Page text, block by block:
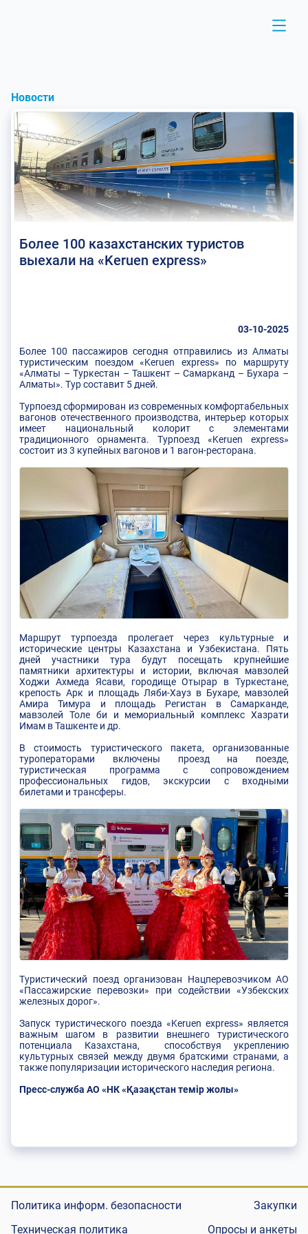
Новости
Более 100 казахстанских туристов
выехали на «Keruen express»
03-10-2025
Более 100 пассажиров сегодня отправились из Алматы
туристическим поездом «Keruen express» по маршруту
«Алматы – Туркестан – Ташкент – Самарканд – Бухара –
Алматы». Тур составит 5 дней.
Турпоезд сформирован из современных комфортабельных
вагонов отечественного производства, интерьер которых
имеет национальный колорит с элементами
традиционного орнамента. Турпоезд «Keruen express»
состоит из 3 купейных вагонов и 1 вагон-ресторана.
Маршрут турпоезда пролегает через культурные и
исторические центры Казахстана и Узбекистана. Пять
дней участники тура будут посещать крупнейшие
памятники архитектуры и истории, включая мавзолей
Ходжи Ахмеда Ясави, городище Отырар в Туркестане,
крепость Арк и площадь Ляби-Хауз в Бухаре, мавзолей
Амира Тимура и площадь Регистан в Самарканде,
мавзолей Толе би и мемориальный комплекс Хазрати
Имам в Ташкенте и др.
В стоимость туристического пакета, организованные
туроператорами включены проезд на поезде,
туристическая программа с сопровождением
профессиональных гидов, экскурсии с входными
билетами и трансферы.
Туристический поезд организован Нацперевозчиком АО
«Пассажирские перевозки» при содействии «Узбекских
железных дорог».
Запуск туристического поезда «Keruen express» является
важным шагом в развитии внешнего туристического
потенциала Казахстана, способствуя укреплению
культурных связей между двумя братскими странами, а
также популяризации исторического наследия региона.
Пресс-служба АО «НК «Қазақстан темір жолы»
Политика информ. безопасности
Закупки
Техническая политика
Опросы и анкеты